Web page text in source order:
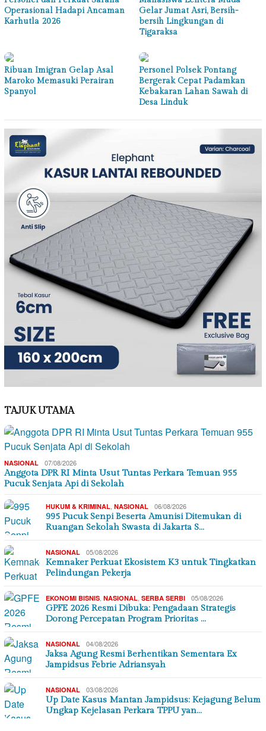
Operasional Hadapi Ancaman
Karhutla 2026
Gelar Jumat Asri, Bersih-
bersih Lingkungan di
Tigaraksa
Ribuan Imigran Gelap Asal
Maroko Memasuki Perairan
Spanyol
Personel Polsek Pontang
Bergerak Cepat Padamkan
Kebakaran Lahan Sawah di
Desa Linduk
TAJUK UTAMA
NASIONAL 07/08/2026
Anggota DPR RI Minta Usut Tuntas Perkara Temuan 955
Pucuk Senjata Api di Sekolah
HUKUM & KRIMINAL NASIONAL 06/08/2026
995 Pucuk Senpi Beserta Amunisi Ditemukan di
Ruangan Sekolah Swasta di Jakarta S…
NASIONAL 05/08/2026
Kemnaker Perkuat Ekosistem K3 untuk Tingkatkan
Pelindungan Pekerja
EKONOMI BISNIS NASIONAL SERBA SERBI 05/08/2026
GPFE 2026 Resmi Dibuka: Pengadaan Strategis
Dorong Percepatan Program Prioritas …
NASIONAL 04/08/2026
Jaksa Agung Resmi Berhentikan Sementara Ex
Jampidsus Febrie Adriansyah
NASIONAL 03/08/2026
Up Date Kasus Mantan Jampidsus: Kejagung Belum
Ungkap Kejelasan Perkara TPPU yan…